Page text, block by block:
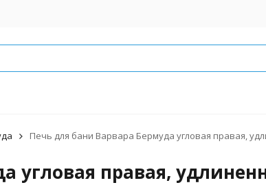
Печь для бани Варвара Бермуда угловая правая,
угловая правая,